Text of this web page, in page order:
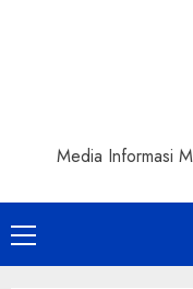
Media Informasi
Primary
Menu